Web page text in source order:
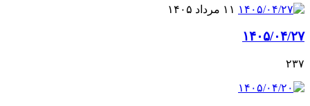
۱۱ مرداد ۱۴۰۵
۱۴۰۵/۰۴/۲۷
۲۳۷